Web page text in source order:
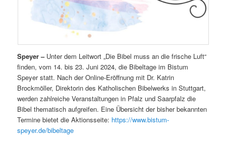
Speyer – Unter dem Leitwort „Die Bibel muss an die frische Luft“
finden, vom 14. bis 23. Juni 2024, die Bibeltage im Bistum
Speyer statt. Nach der Online-Eröffnung mit Dr. Katrin
Brockmöller, Direktorin des Katholischen Bibelwerks in Stuttgart,
werden zahlreiche Veranstaltungen in Pfalz und Saarpfalz die
Bibel thematisch aufgreifen. Eine Übersicht der bisher bekannten
Termine bietet die Aktionsseite: https://www.bistum-
speyer.de/bibeltage